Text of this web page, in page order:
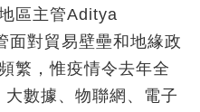
區主管Aditya
面對貿易壁壘和地緣政
繁，惟疫情令去年全
數據、物聯網、電子